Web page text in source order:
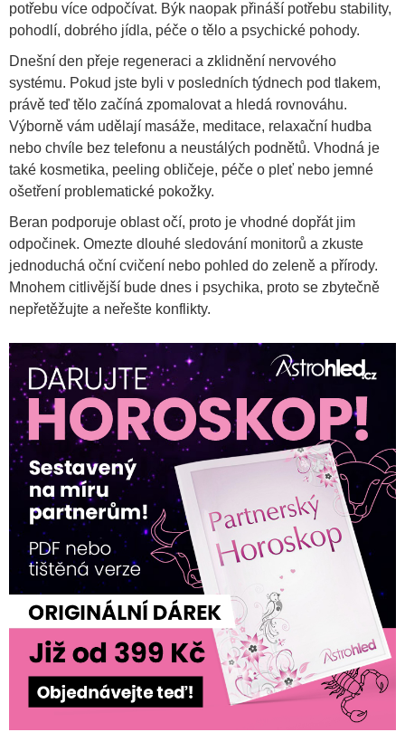
potřebu více odpočívat. Býk naopak přináší potřebu stability,
pohodlí, dobrého jídla, péče o tělo a psychické pohody.
Dnešní den přeje regeneraci a zklidnění nervového
systému. Pokud jste byli v posledních týdnech pod tlakem,
právě teď tělo začíná zpomalovat a hledá rovnováhu.
Výborně vám udělají masáže, meditace, relaxační hudba
nebo chvíle bez telefonu a neustálých podnětů. Vhodná je
také kosmetika, peeling obličeje, péče o pleť nebo jemné
ošetření problematické pokožky.
Beran podporuje oblast očí, proto je vhodné dopřát jim
odpočinek. Omezte dlouhé sledování monitorů a zkuste
jednoduchá oční cvičení nebo pohled do zeleně a přírody.
Mnohem citlivější bude dnes i psychika, proto se zbytečně
nepřetěžujte a neřešte konflikty.